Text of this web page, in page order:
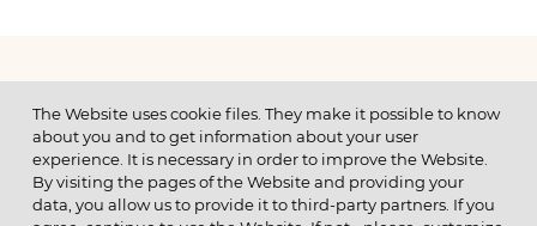
МЕНЮ
© 2026 ОАО
The Website uses cookie files. They make it possible to know
about you and to get information about your user
experience. It is necessary in order to improve the Website.
By visiting the pages of the Website and providing your
data, you allow us to provide it to third-party partners. If you